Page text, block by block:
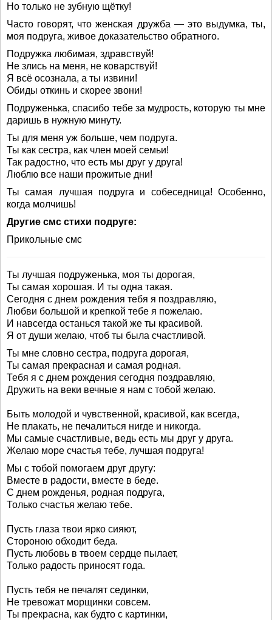
Но только не зубную щётку!
Часто говорят, что женская дружба — это выдумка, ты,
моя подруга, живое доказательство обратного.
Подружка любимая, здравствуй!
Не злись на меня, не коварствуй!
Я всё осознала, а ты извини!
Обиды откинь и скорее звони!
Подруженька, спасибо тебе за мудрость, которую ты мне
даришь в нужную минуту.
Ты для меня уж больше, чем подруга.
Ты как сестра, как член моей семьи!
Так радостно, что есть мы друг у друга!
Люблю все наши прожитые дни!
Ты самая лучшая подруга и собеседница! Особенно,
когда молчишь!
Другие смс стихи подруге:
Прикольные смс
Ты лучшая подруженька, моя ты дорогая,
Ты самая хорошая. И ты одна такая.
Сегодня с днем рождения тебя я поздравляю,
Любви большой и крепкой тебе я пожелаю.
И навсегда останься такой же ты красивой.
Я от души желаю, чтоб ты была счастливой.
Ты мне словно сестра, подруга дорогая,
Ты самая прекрасная и самая родная.
Тебя я с днем рождения сегодня поздравляю,
Дружить на веки вечные я нам с тобой желаю.
Быть молодой и чувственной, красивой, как всегда,
Не плакать, не печалиться нигде и никогда.
Мы самые счастливые, ведь есть мы друг у друга.
Желаю море счастья тебе, лучшая подруга!
Мы с тобой помогаем друг другу:
Вместе в радости, вместе в беде.
С днем рожденья, родная подруга,
Только счастья желаю тебе.
Пусть глаза твои ярко сияют,
Стороною обходит беда.
Пусть любовь в твоем сердце пылает,
Только радость приносят года.
Пусть тебя не печалят сединки,
Не тревожат морщинки совсем.
Ты прекрасна, как будто с картинки,